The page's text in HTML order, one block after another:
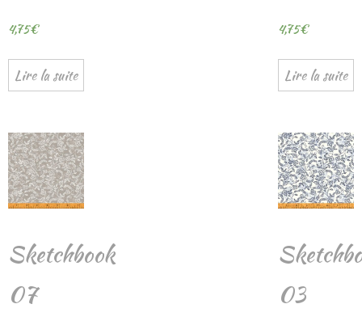
4,75€
Lire la suite
4,75€
Lire la suite
Sketchbook
07
03